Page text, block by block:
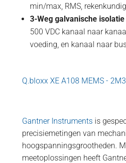
min/max, RMS,
3-Weg galvanische isolatie
500 VDC kanaal naar
voeding, en kanaal naar
Q.bloxx XE A108 MEMS - 2M3
Gantner Instrumentsis
precisiemetingen van
hoogspanningsgrootheden.
meetoplossingen heeft